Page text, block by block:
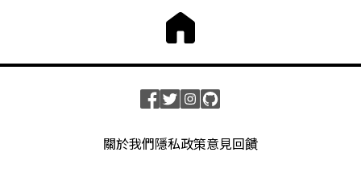
關於我們隱私政策意見回饋